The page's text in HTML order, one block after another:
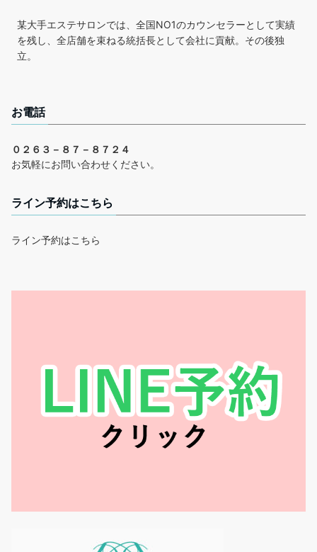
某大手エステサロンでは、全国NO1のカウンセラーとして実績
を残し、全店舗を束ねる統括長として会社に貢献。その後独
立。
お電話
０２６３－８７－８７２４
お気軽にお問い合わせください。
ライン予約はこちら
ライン予約はこちら